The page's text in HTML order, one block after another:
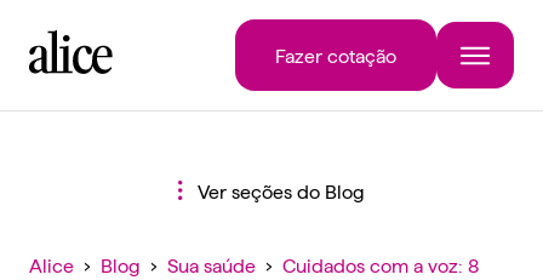
Fazer cotação
Ver seções do Blog
Alice › Blog › Sua saúde › Cuidados com a voz: 8